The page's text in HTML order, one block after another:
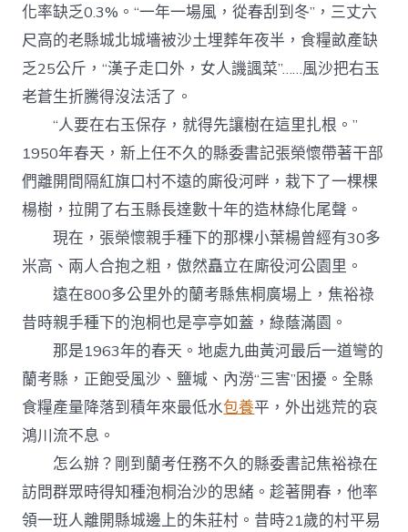
化率缺乏0.3%。“一年一場風，從春刮到冬”，三丈六
尺高的老縣城北城墻被沙土埋葬年夜半，食糧畝產缺
乏25公斤，“漢子走口外，女人譏諷菜”……風沙把右玉
老蒼生折騰得沒法活了。
“人要在右玉保存，就得先讓樹在這里扎根。”
1950年春天，新上任不久的縣委書記張榮懷帶著干部
們離開間隔紅旗口村不遠的廝役河畔，栽下了一棵棵
楊樹，拉開了右玉縣長達數十年的造林綠化尾聲。
現在，張榮懷親手種下的那棵小葉楊曾經有30多
米高、兩人合抱之粗，傲然矗立在廝役河公園里。
遠在800多公里外的蘭考縣焦桐廣場上，焦裕祿
昔時親手種下的泡桐也是亭亭如蓋，綠蔭滿園。
那是1963年的春天。地處九曲黃河最后一道彎的
蘭考縣，正飽受風沙、鹽堿、內澇“三害”困擾。全縣
食糧產量降落到積年來最低水包養平，外出逃荒的哀
鴻川流不息。
怎么辦？剛到蘭考任務不久的縣委書記焦裕祿在
訪問群眾時得知種泡桐治沙的思緒。趁著開春，他率
領一班人離開縣城邊上的朱莊村。昔時21歲的村平易